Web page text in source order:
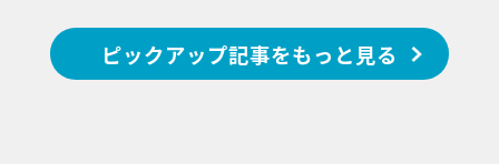
ピックアップ記事をもっと見る